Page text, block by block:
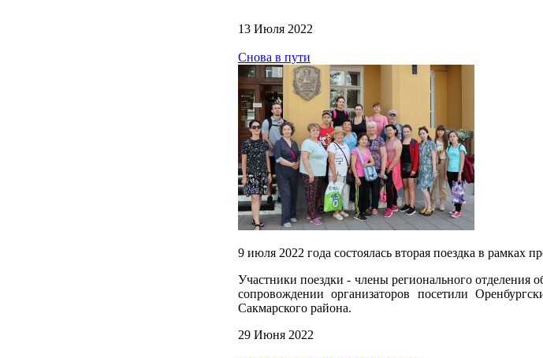
13 Июля 2022
Снова в пути
9 июля 2022 года состоялась вторая поездка в
Участники поездки - члены регионального отделения
сопровождении организаторов посетили
Сакмарского района.
29 Июня 2022